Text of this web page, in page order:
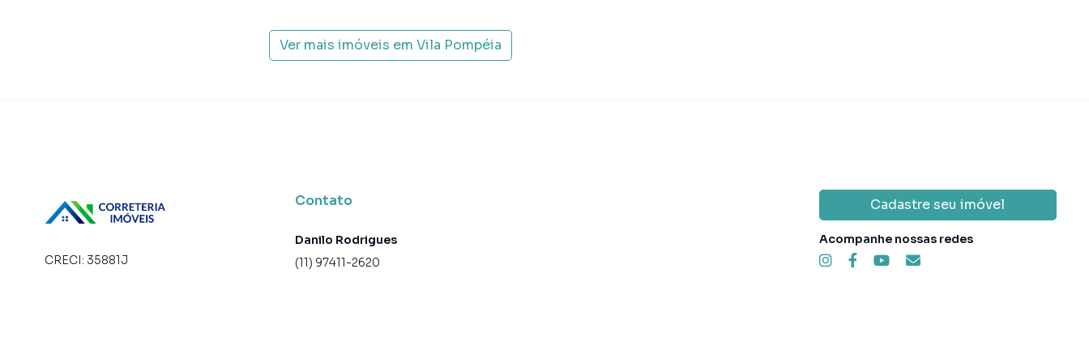
Ver mais imóveis em Vila Pompéia
CRECI: 35881J
Contato
Danilo Rodrigues
(11) 97411-2620
Cadastre seu imóvel
Acompanhe nossas redes